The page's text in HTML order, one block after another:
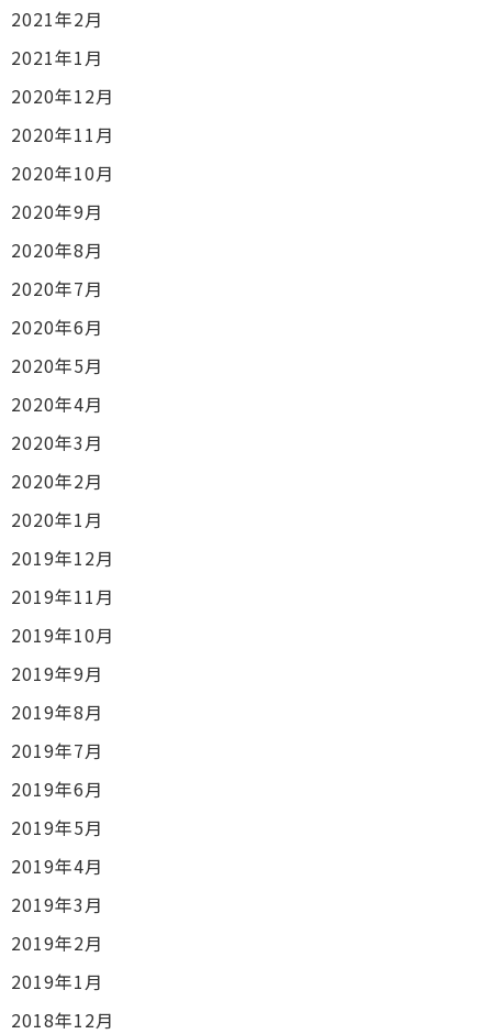
2021年2月
2021年1月
2020年12月
2020年11月
2020年10月
2020年9月
2020年8月
2020年7月
2020年6月
2020年5月
2020年4月
2020年3月
2020年2月
2020年1月
2019年12月
2019年11月
2019年10月
2019年9月
2019年8月
2019年7月
2019年6月
2019年5月
2019年4月
2019年3月
2019年2月
2019年1月
2018年12月